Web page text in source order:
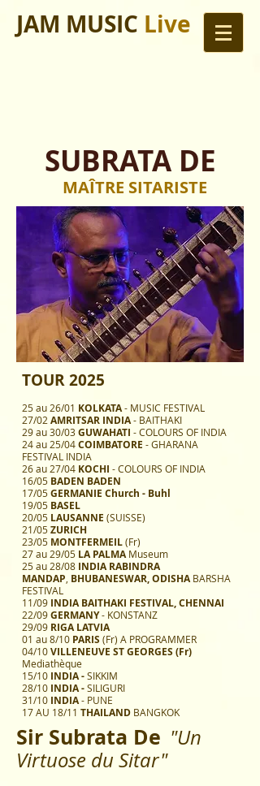
JAM MUSIC Live
SUBRATA DE
MAÎTRE SITARISTE
TOUR 2025
25 au 26/01 KOLKATA- MUSIC FESTIVAL
27/02 AMRITSAR INDIA- BAITHAKI
29 au 30/03GUWAHATI - COLOURS OF INDIA
24 au 25/04COIMBATORE - GHARANA
FESTIVAL INDIA
26 au 27/04 KOCHI - COLOURS OF INDIA
16/05 BADEN BADEN
17/05GERMANIE Church - Buhl
19/05 BASEL
20/05 LAUSANNE (SUISSE)
21/05ZURICH
23/05 MONTFERMEIL(Fr)
27 au 29/05 LA PALMAMuseum
25 au 28/08 INDIA RABINDRA
MANDAP BHUBANESWAR,ODISHA BARSHA
FESTIVAL
11/09 INDIA BAITHAKI FESTIVAL, CHENNAI
22/09GERMANY- KONSTANZ
29/09 RIGA LATVIA
01 au 8/10 PARIS (Fr) A PROGRAMMER
04/10VILLENEUVE ST GEORGES (Fr)
Mediathèque
15/10 INDIA -SIKKIM
28/10 INDIA -SILIGURI
31/10 INDIA- PUNE
17 AU 18/11 THAILAND BANGKOK
Sir Subrata De "Un
Virtuose du Sitar"